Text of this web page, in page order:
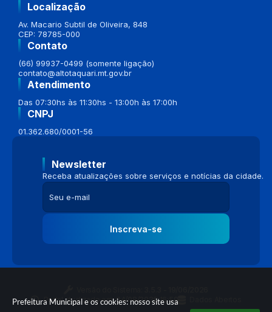
Prefeitura Municipal e os cookies: nosso site usa
Localização
Av. Macario Subtil de Oliveira, 848
CEP: 78785-000
Contato
(66) 99937-0499 (somente ligação)
contato@altotaquari.mt.gov.br
Atendimento
Das 07:30hs às 11:30hs - 13:00h às 17:00h
CNPJ
01.362.680/0001-56
Newsletter
Receba atualizações sobre serviços e notícias da cidade.
Inscreva-se
Portal atualizado em:04/08/2026 16:58